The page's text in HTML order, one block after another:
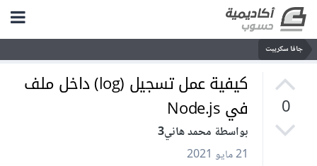
جافا سكريبت
0
كيفية عمل تسجيل (log) داخل ملف
في Node.js
بواسطة محمد هاني3
21 مايو 2021